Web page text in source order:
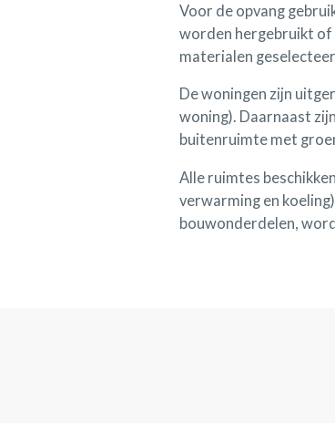
Voor de opvang
worden hergebruikt of
materialen
De woningen zijn
woning). Daarnaast
buitenruimte met
Alle ruimtes
verwarming en
bouwonderdelen,